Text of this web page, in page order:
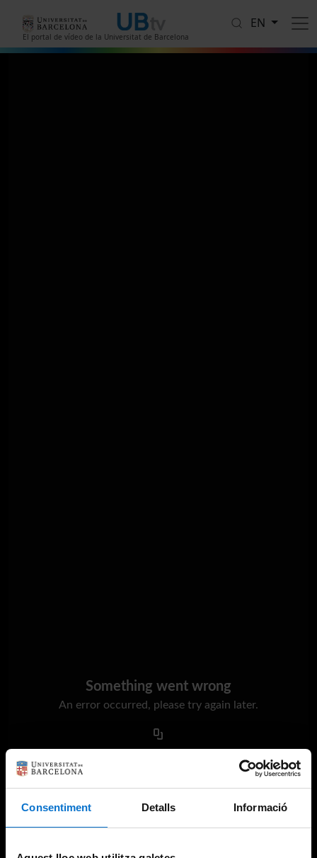
Consentiment Detalls Informació
El portal de vídeo de la Universitat de Barcelona
EN
Something went wrong
An error occurred, please try again later.